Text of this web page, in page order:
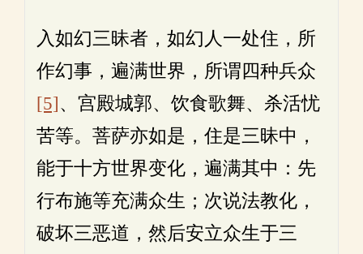
入如幻三昧者，如幻人一处住，所
作幻事，遍满世界，所谓四种兵众
[5]、宫殿城郭、饮食歌舞、杀活忧
苦等。菩萨亦如是，住是三昧中，
能于十方世界变化，遍满其中：先
行布施等充满众生；次说法教化，
破坏三恶道，然后安立众生于三